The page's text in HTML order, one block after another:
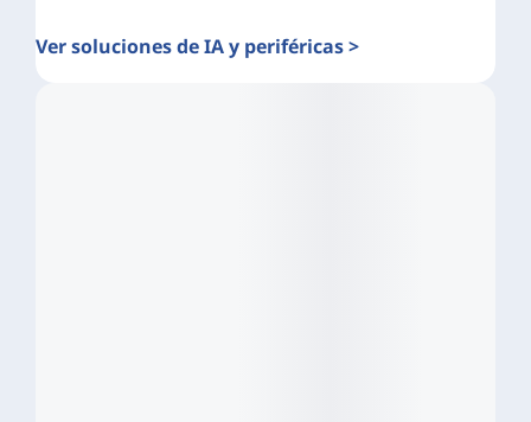
Ver soluciones de IA y periféricas >